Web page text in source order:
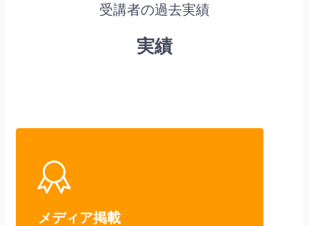
受講者の過去実績
実績
メディア掲載